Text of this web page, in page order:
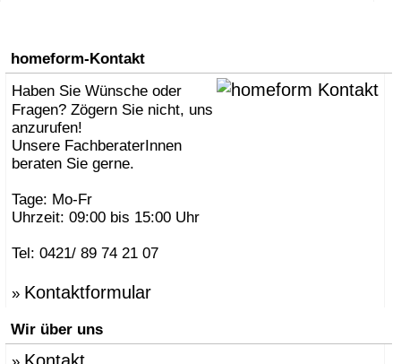
» TV-Möbel / TV-Tische
» Zeitschriftenhalter
homeform-Kontakt
Haben Sie Wünsche oder
Fragen? Zögern Sie nicht, uns
anzurufen!
Unsere FachberaterInnen
beraten Sie gerne.
Tage: Mo-Fr
Uhrzeit: 09:00 bis 15:00 Uhr
Tel: 0421/ 89 74 21 07
» Kontaktformular
Wir über uns
Kontakt